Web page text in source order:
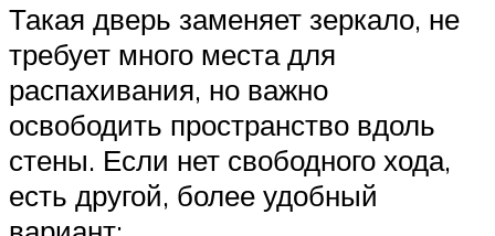
Такая дверь заменяет зеркало, не
требует много места для
распахивания, но важно
освободить пространство вдоль
стены. Если нет свободного хода,
есть другой, более удобный